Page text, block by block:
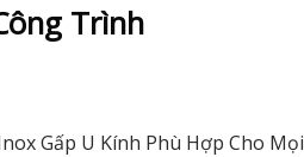
Trình
Gấp U Kính Phù Hợp Cho Mọi